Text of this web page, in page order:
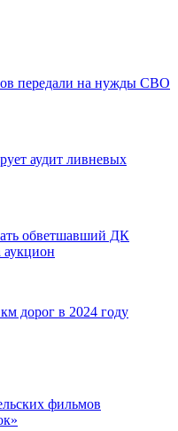
передали на нужды СВО
аудит ливневых
обветшавший ДК
аукцион
дорог в 2024 году
фильмов